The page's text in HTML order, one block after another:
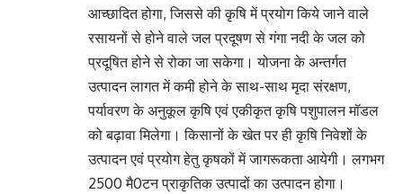
आच्छादित होगा, जिससे की कृषि में प्रयोग किये जाने वाले
रसायनों से होने वाले जल प्रदूषण से गंगा नदी के जल को
प्रदूषित होने से रोका जा सकेगा। योजना के अन्तर्गत
उत्पादन लागत में कमी होने के साथ-साथ मृदा संरक्षण,
पर्यावरण के अनुकूल कृषि एवं एकीकृत कृषि पशुपालन मॉडल
को बढ़ावा मिलेगा। किसानों के खेत पर ही कृषि निवेशों के
उत्पादन एवं प्रयोग हेतु कृषकों में जागरूकता आयेगी। लगभग
2500 मै0टन प्राकृतिक उत्पादों का उत्पादन होगा।